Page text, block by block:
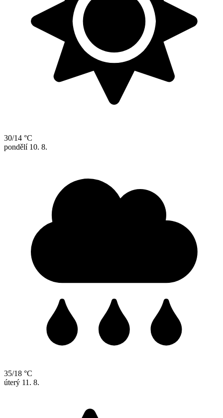
30/14 °C
pondělí 10. 8.
35/18 °C
úterý 11. 8.